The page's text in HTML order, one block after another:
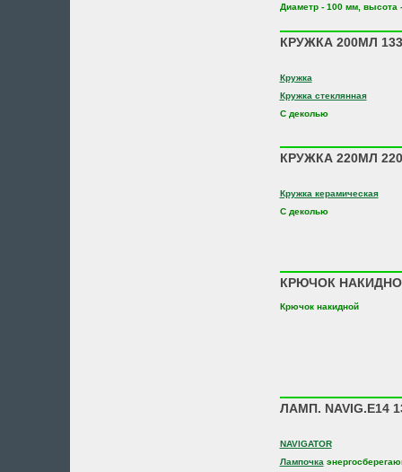
Диаметр - 100 мм, высота
КРУЖКА 200МЛ
Кружка
Кружка стеклянная
С деколью
КРУЖКА 220МЛ
Кружка керамическая
С деколью
КРЮЧОК
Крючок накидной
ЛАМП. NAVIG.E14
NAVIGATOR
Лампочка